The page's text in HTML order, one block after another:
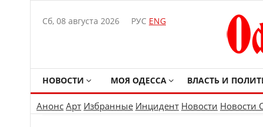
Сб, 08 августа 2026 РУС ENG
НОВОСТИ МОЯ ОДЕССА ВЛАСТЬ И
Анонс Арт Избранные Инцидент Новости Новости